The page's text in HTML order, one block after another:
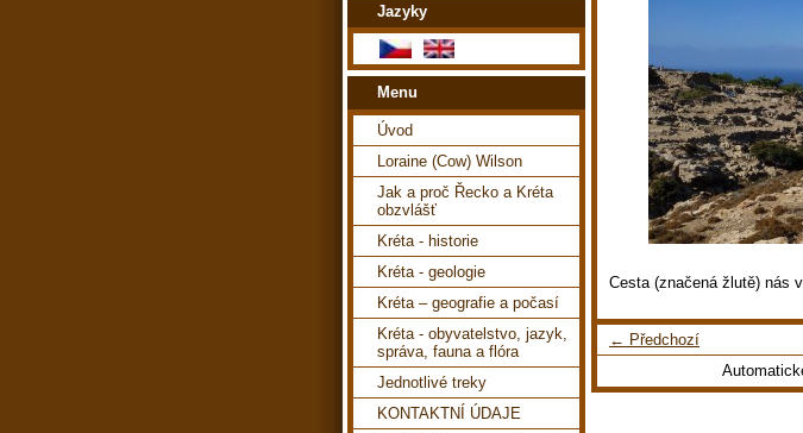
Cesta (značená žlutě) nás
← Předchozí
Jazyky
Menu
Úvod
Loraine (Cow) Wilson
Jak a proč Řecko a Kréta
obzvlášť
Kréta - historie
Kréta - geologie
Kréta – geografie a počasí
Kréta - obyvatelstvo, jazyk,
správa, fauna a flóra
Jednotlivé treky
KONTAKTNÍ ÚDAJE